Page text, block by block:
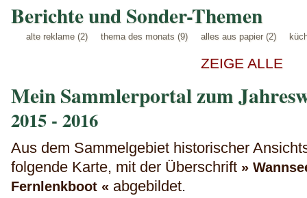
Berichte und Sonder-Themen
alte reklame (2) thema des monats (9) alles aus papier (2)
ZEIGE ALLE
Mein Sammlerportal zum
2015 - 2016
Aus dem Sammelgebiet historischer
folgende Karte, mit der Überschrift »
Fernlenkboot « abgebildet.